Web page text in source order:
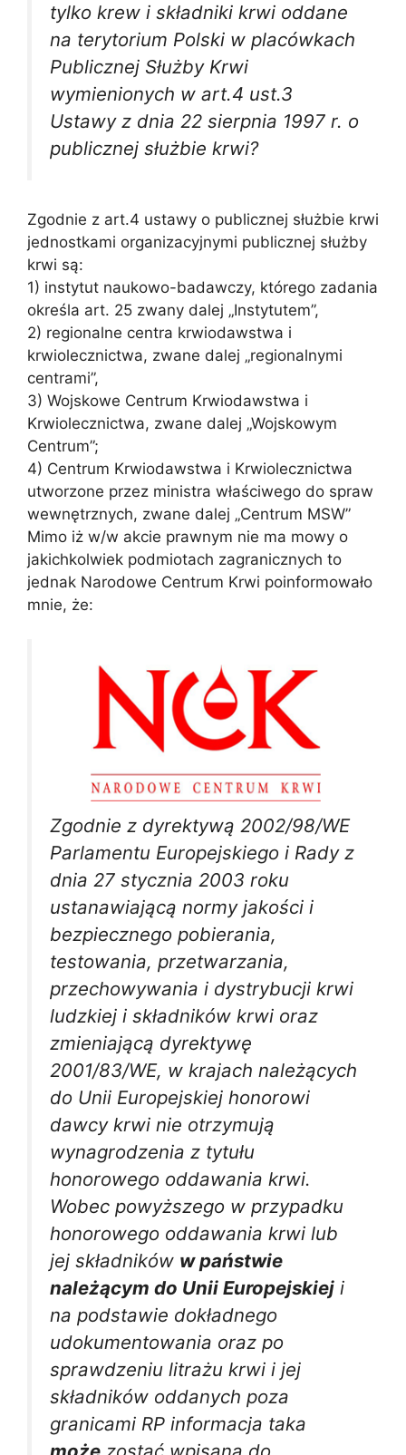
tylko krew i składniki krwi oddane
na terytorium Polski w placówkach
Publicznej Służby Krwi
wymienionych w art.4 ust.3
Ustawy z dnia 22 sierpnia 1997 r. o
publicznej służbie krwi?
Zgodnie z art.4 ustawy o publicznej służbie krwi
jednostkami organizacyjnymi publicznej służby
krwi są:
1) instytut naukowo-badawczy, którego zadania
określa art. 25 zwany dalej „Instytutem”,
2) regionalne centra krwiodawstwa i
krwiolecznictwa, zwane dalej „regionalnymi
centrami”,
3) Wojskowe Centrum Krwiodawstwa i
Krwiolecznictwa, zwane dalej „Wojskowym
Centrum”;
4) Centrum Krwiodawstwa i Krwiolecznictwa
utworzone przez ministra właściwego do spraw
wewnętrznych, zwane dalej „Centrum MSW”
Mimo iż w/w akcie prawnym nie ma mowy o
jakichkolwiek podmiotach zagranicznych to
jednak Narodowe Centrum Krwi poinformowało
mnie, że:
Zgodnie z dyrektywą 2002/98/WE
Parlamentu Europejskiego i Rady z
dnia 27 stycznia 2003 roku
ustanawiającą normy jakości i
bezpiecznego pobierania,
testowania, przetwarzania,
przechowywania i dystrybucji krwi
ludzkiej i składników krwi oraz
zmieniającą dyrektywę
2001/83/WE, w krajach należących
do Unii Europejskiej honorowi
dawcy krwi nie otrzymują
wynagrodzenia z tytułu
honorowego oddawania krwi.
Wobec powyższego w przypadku
honorowego oddawania krwi lub
jej składników w państwie
należącym do Unii Europejskiej i
na podstawie dokładnego
udokumentowania oraz po
sprawdzeniu litrażu krwi i jej
składników oddanych poza
granicami RP informacja taka